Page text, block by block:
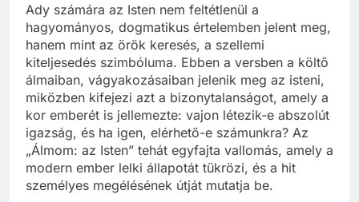
Ady számára az Isten nem feltétlenül a
hagyományos, dogmatikus értelemben jelent meg,
hanem mint az örök keresés, a szellemi
kiteljesedés szimbóluma. Ebben a versben a költő
álmaiban, vágyakozásaiban jelenik meg az isteni,
miközben kifejezi azt a bizonytalanságot, amely a
kor emberét is jellemezte: vajon létezik-e abszolút
igazság, és ha igen, elérhető-e számunkra? Az
„Álmom: az Isten” tehát egyfajta vallomás, amely a
modern ember lelki állapotát tükrözi, és a hit
személyes megélésének útját mutatja be.